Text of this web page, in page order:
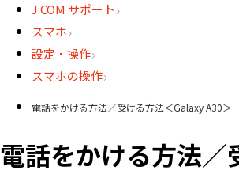
J:COM サポート
スマホ
設定・操作
スマホの操作
電話をかける方法／受ける方法＜Galaxy A30＞
電話をかける方法